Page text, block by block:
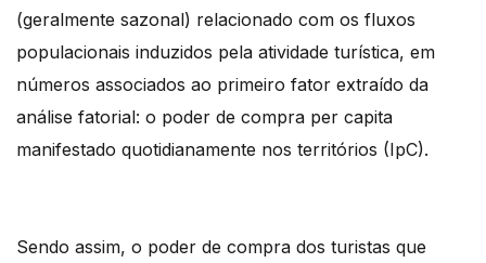
(geralmente sazonal) relacionado com os fluxos
populacionais induzidos pela atividade turística, em
números associados ao primeiro fator extraído da
análise fatorial: o poder de compra per capita
manifestado quotidianamente nos territórios (IpC).
Sendo assim, o poder de compra dos turistas que